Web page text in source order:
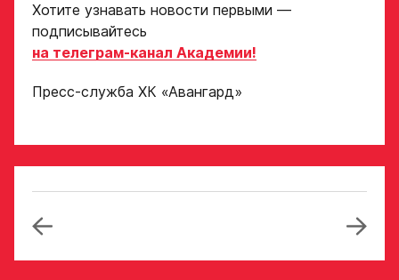
Хотите узнавать новости первыми —
подписывайтесь
на телеграм-канал Академии!
Пресс-служба ХК «Авангард»
Отправленная заявка
скаутского отдела
В случае положительного
свяжутся по указанному
в заявке номеру!